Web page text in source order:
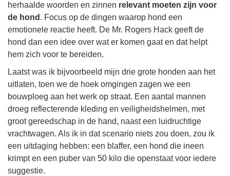
herhaalde woorden en zinnen relevant moeten zijn voor
de hond . Focus op de dingen waarop hond een
emotionele reactie heeft. De Mr. Rogers Hack geeft de
hond dan een idee over wat er komen gaat en dat helpt
hem zich voor te bereiden.
Laatst was ik bijvoorbeeld mijn drie grote honden aan het
uitlaten, toen we de hoek omgingen zagen we een
bouwploeg aan het werk op straat. Een aantal mannen
droeg reflecterende kleding en veiligheidshelmen, met
groot gereedschap in de hand, naast een luidruchtige
vrachtwagen. Als ik in dat scenario niets zou doen, zou ik
een uitdaging hebben: een blaffer, een hond die ineen
krimpt en een puber van 50 kilo die openstaat voor iedere
suggestie.